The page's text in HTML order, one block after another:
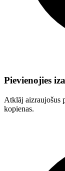
Pievienojies
Atklāj aizraujošus
kopienas.